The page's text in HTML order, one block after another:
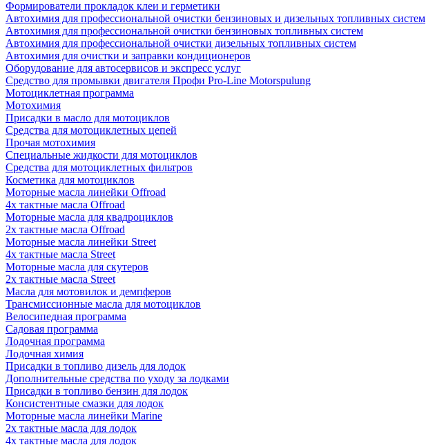
Формирователи прокладок клеи и герметики
Автохимия для профессиональной очистки бензиновых и дизельных топливных систем
Автохимия для профессиональной очистки бензиновых топливных систем
Автохимия для профессиональной очистки дизельных топливных систем
Автохимия для очистки и заправки кондиционеров
Оборудование для автосервисов и экспресс услуг
Средство для промывки двигателя Профи Pro-Line Motorspulung
Мотоциклетная программа
Мотохимия
Присадки в масло для мотоциклов
Средства для мотоциклетных цепей
Прочая мотохимия
Специальные жидкости для мотоциклов
Средства для мотоциклетных фильтров
Косметика для мотоциклов
Моторные масла линейки Offroad
4х тактные масла Offroad
Моторные масла для квадроциклов
2х тактные масла Offroad
Моторные масла линейки Street
4х тактные масла Street
Моторные масла для скутеров
2х тактные масла Street
Масла для мотовилок и демпферов
Трансмиссионные масла для мотоциклов
Велосипедная программа
Садовая программа
Лодочная программа
Лодочная химия
Присадки в топливо дизель для лодок
Дополнительные средства по уходу за лодками
Присадки в топливо бензин для лодок
Консистентные смазки для лодок
Моторные масла линейки Marine
2х тактные масла для лодок
4х тактные масла для лодок